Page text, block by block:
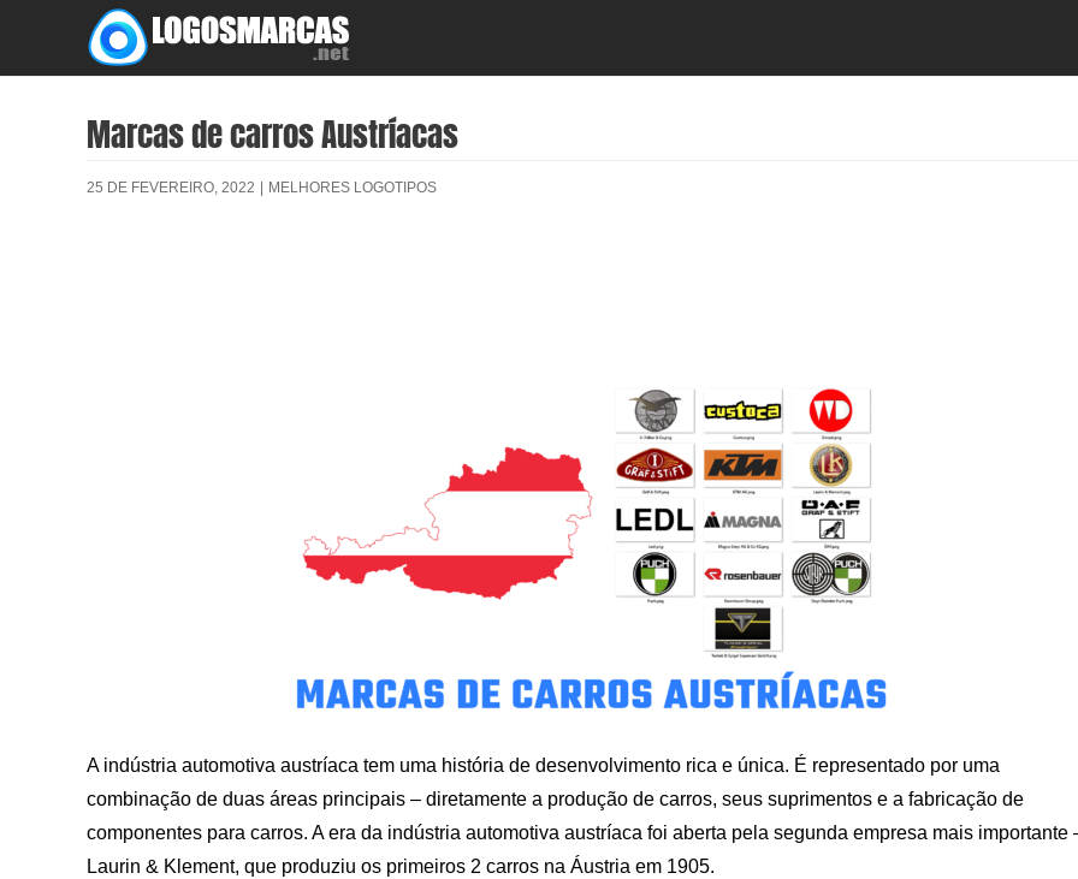
content
Marcas de carros Austríacas
25 DE FEVEREIRO, 2022 | MELHORES LOGOTIPOS
A indústria automotiva austríaca tem uma história de desenvolvimento rica e única. É representado por uma
combinação de duas áreas principais – diretamente a produção de carros, seus suprimentos e a fabricação de
componentes para carros. A era da indústria automotiva austríaca foi aberta pela segunda empresa mais importante
Laurin & Klement, que produziu os primeiros 2 carros na Áustria em 1905.